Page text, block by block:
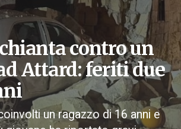
contro un
Attard: feriti due
un ragazzo di 16 anni e